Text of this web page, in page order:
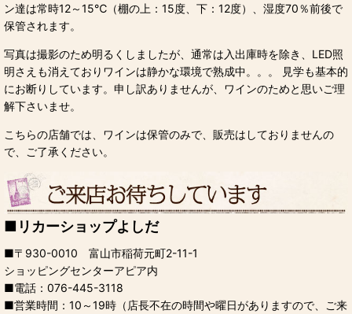
ン達は常時12～15℃（棚の上：15度、下：12度）、湿度70％前後で
保管されます。
写真は撮影のため明るくしましたが、通常は入出庫時を除き、LED照
明さえも消えておりワインは静かな環境で熟成中。。。 見学も基本的
にお断りしています。申し訳ありませんが、ワインのためと思いご理
解下さいませ。
こちらの店舗では、ワインは保管のみで、販売はしておりませんの
で、ご了承ください。
■ リカーショップよしだ
■〒930-0010 富山市稲荷元町2-11-1
ショッピングセンターアピア内
■電話：076-445-3118
■営業時間：10～19時（店長不在の時間や曜日がありますので、ご来